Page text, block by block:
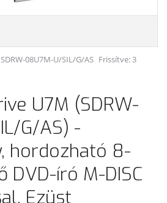
SDRW-08U7M-U/SIL/G/AS Frissítve: 3
U7M (SDRW-
G/AS) -
hordozható 8-
DVD-író M-DISC
Ezüst